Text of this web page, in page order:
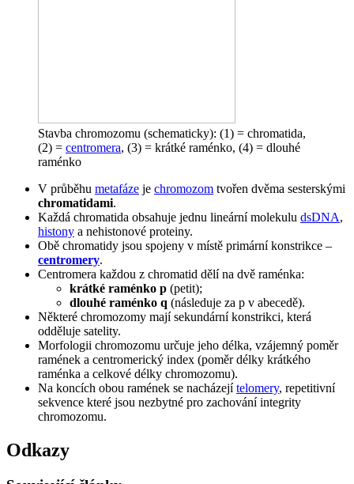
Stavba chromozomu (schematicky): (1) = chromatida,
(2) = centromera, (3) = krátké raménko, (4) = dlouhé
raménko
V průběhu metafáze je chromozom tvořen dvěma sesterskými
chromatidami.
Každá chromatida obsahuje jednu lineární molekulu dsDNA,
histony a nehistonové proteiny.
Obě chromatidy jsou spojeny v místě primární konstrikce –
centromery.
Centromera každou z chromatid dělí na dvě raménka:
krátké raménko p (petit);
dlouhé raménko q (následuje za p v abecedě).
Některé chromozomy mají sekundární konstrikci, která
odděluje satelity.
Morfologii chromozomu určuje jeho délka, vzájemný poměr
ramének a centromerický index (poměr délky krátkého
raménka a celkové délky chromozomu).
Na koncích obou ramének se nacházejítelomery, repetitivní
sekvence které jsou nezbytné pro zachování integrity
chromozomu.
Odkazy